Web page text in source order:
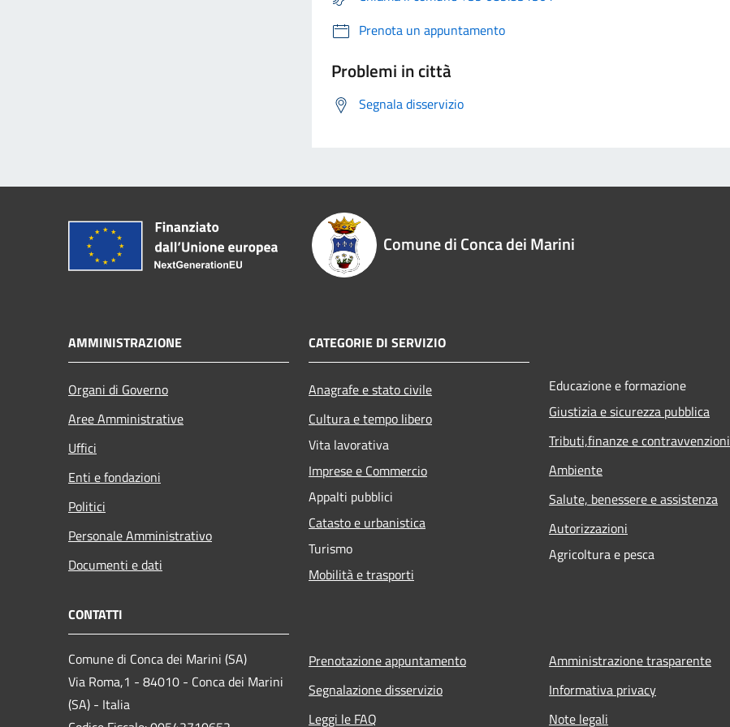
Prenota un appuntamento
Problemi in città
Segnala disservizio
Comune di Conca dei Marini
AMMINISTRAZIONE
Organi di Governo
Aree Amministrative
Uffici
Enti e fondazioni
Politici
Personale Amministrativo
Documenti e dati
CATEGORIE DI SERVIZIO
Anagrafe e stato civile
Cultura e tempo libero
Vita lavorativa
Imprese e Commercio
Appalti pubblici
Catasto e urbanistica
Turismo
Mobilità e trasporti
Educazione e formazione
Giustizia e sicurezza pubblica
Tributi,finanze e contravvenzioni
Ambiente
Salute, benessere e assistenza
Autorizzazioni
Agricoltura e pesca
CONTATTI
Comune di Conca dei Marini (SA)
Via Roma,1 - 84010 - Conca dei Marini
(SA) - Italia
Prenotazione appuntamento
Segnalazione disservizio
Leggi le FAQ
Amministrazione trasparente
Informativa privacy
Note legali